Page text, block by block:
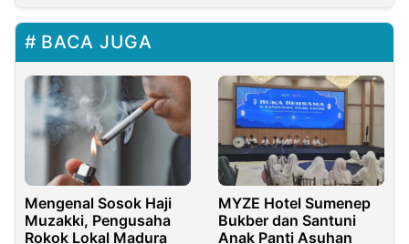
BACA JUGA
Mengenal Sosok Haji
Muzakki, Pengusaha
Rokok Lokal Madura
MYZE Hotel Sumenep
Bukber dan Santuni
Anak Panti Asuhan